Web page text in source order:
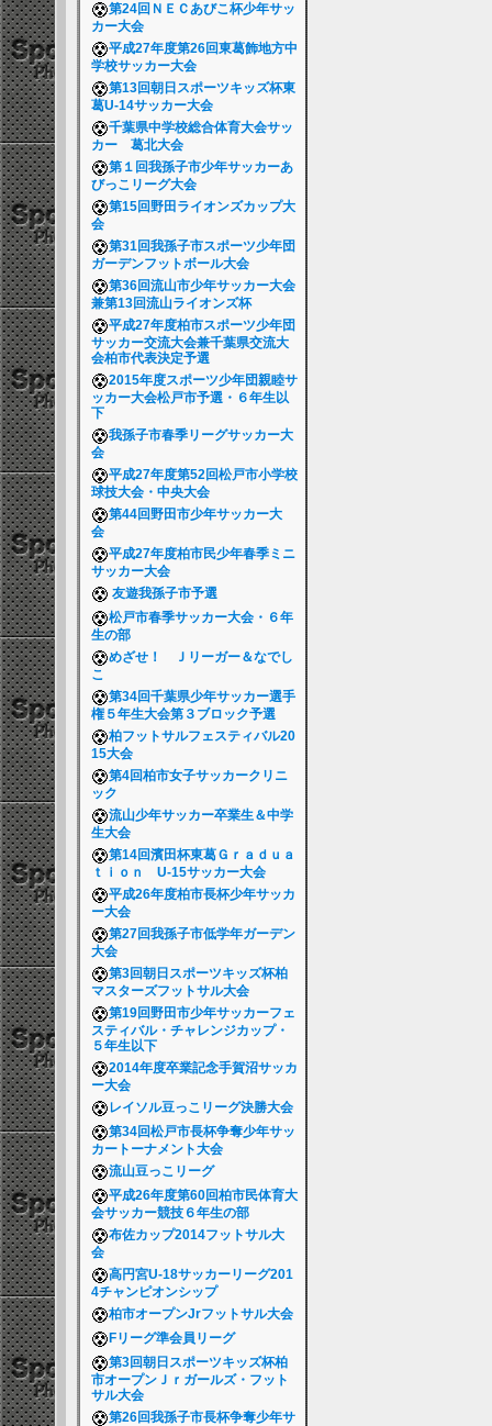
第24回ＮＥＣあびこ杯少年サッ
カー大会
平成27年度第26回東葛飾地方中
学校サッカー大会
第13回朝日スポーツキッズ杯東
葛U-14サッカー大会
千葉県中学校総合体育大会サッ
カー 葛北大会
第１回我孫子市少年サッカーあ
びっこリーグ大会
第15回野田ライオンズカップ大
会
第31回我孫子市スポーツ少年団
ガーデンフットボール大会
第36回流山市少年サッカー大会
兼第13回流山ライオンズ杯
平成27年度柏市スポーツ少年団
サッカー交流大会兼千葉県交流大
会柏市代表決定予選
2015年度スポーツ少年団親睦サ
ッカー大会松戸市予選・６年生以
下
我孫子市春季リーグサッカー大
会
平成27年度第52回松戸市小学校
球技大会・中央大会
第44回野田市少年サッカー大
会
平成27年度柏市民少年春季ミニ
サッカー大会
友遊我孫子市予選
松戸市春季サッカー大会・６年
生の部
めざせ！ Ｊリーガー＆なでし
こ
第34回千葉県少年サッカー選手
権５年生大会第３ブロック予選
柏フットサルフェスティバル20
15大会
第4回柏市女子サッカークリニ
ック
流山少年サッカー卒業生＆中学
生大会
第14回濱田杯東葛Ｇｒａｄｕａ
ｔｉｏｎ U-15サッカー大会
平成26年度柏市長杯少年サッカ
ー大会
第27回我孫子市低学年ガーデン
大会
第3回朝日スポーツキッズ杯柏
マスターズフットサル大会
第19回野田市少年サッカーフェ
スティバル・チャレンジカップ・
５年生以下
2014年度卒業記念手賀沼サッカ
ー大会
レイソル豆っこリーグ決勝大会
第34回松戸市長杯争奪少年サッ
カートーナメント大会
流山豆っこリーグ
平成26年度第60回柏市民体育大
会サッカー競技６年生の部
布佐カップ2014フットサル大
会
高円宮U-18サッカーリーグ201
4チャンピオンシップ
柏市オープンJrフットサル大会
Fリーグ準会員リーグ
第3回朝日スポーツキッズ杯柏
市オープンＪｒガールズ・フット
サル大会
第26回我孫子市長杯争奪少年サ